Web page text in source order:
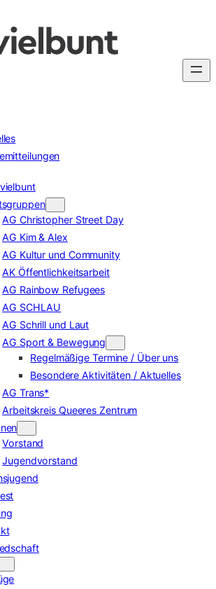
AG Christopher Street Day
AG Kim & Alex
AG Kultur und Community
AK Öffentlichkeitsarbeit
AG Rainbow Refugees
AG SCHLAU
AG Schrill und Laut
AG Sport & Bewegung
Regelmäßige Termine / Über uns
Besondere Aktivitäten / Aktuelles
AG Trans*
Arbeitskreis Queeres Zentrum
Vorstand
Jugendvorstand